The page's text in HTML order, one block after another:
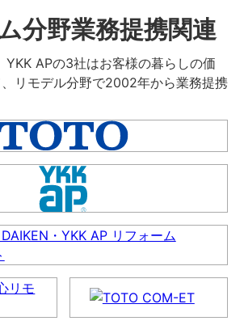
分野業務提携関連
YKK APの3社はお客様の暮らしの価
リモデル分野で2002年から業務提携